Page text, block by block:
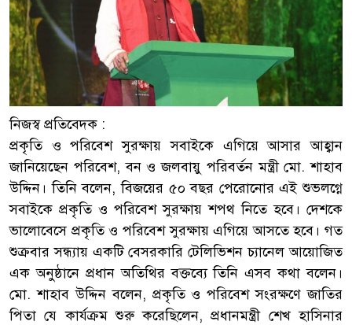
নিজস্ব প্রতিবেদক :
প্রকৃতি ও পরিবেশ সুরক্ষায় সবাইকে এগিয়ে আসার আহ্বান
জানিয়েছেন পরিবেশ, বন ও জলবায়ু পরিবর্তন মন্ত্রী মো. শাহাব
উদ্দিন। তিনি বলেন, বিজয়ের ৫০ বছর পেরোনোর এই শুভলগ্নে
সবাইকে প্রকৃতি ও পরিবেশ সুরক্ষায় শপথ নিতে হবে। দেশকে
ভালোবেসে প্রকৃতি ও পরিবেশ সুরক্ষায় এগিয়ে আসতে হবে। গত
শুক্রবার সন্ধ্যায় একটি বেসরকারি টেলিভিশন চ্যানেল আয়োজিত
এক অনুষ্ঠানে প্রধান অতিথির বক্তব্যে তিনি এসব কথা বলেন।
মো. শাহাব উদ্দিন বলেন, প্রকৃতি ও পরিবেশ সংরক্ষণে জাতির
পিতা যে কার্যক্রম শুরু করেছিলেন, প্রধানমন্ত্রী শেখ হাসিনার